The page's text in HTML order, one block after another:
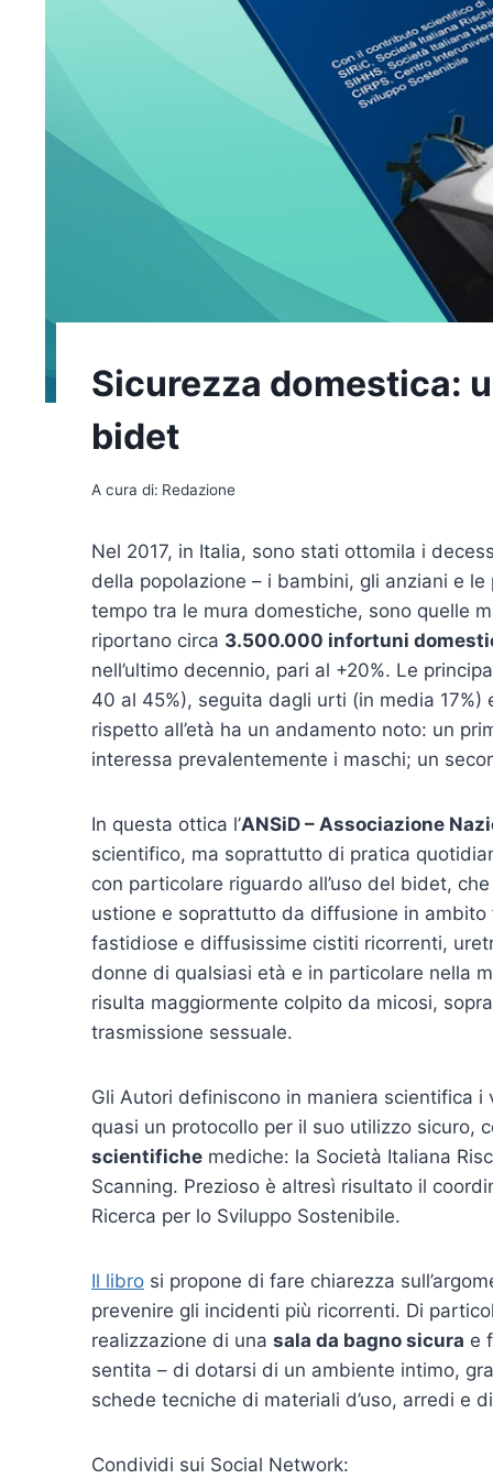
Sicurezza domestica:
bidet
A cura di: Redazione
Nel 2017, in Italia, sono stati ottomila i
della popolazione – i bambini, gli anziani e
tempo tra le mura domestiche, sono quelle
riportano circa 3.500.000 infortuni
nell’ultimo decennio, pari al +20%. Le
40 al 45%), seguita dagli urti (in media
rispetto all’età ha un andamento noto: un
interessa prevalentemente i maschi; un
In questa ottica l’ANSiD – Associazione
scientifico, ma soprattutto di pratica
con particolare riguardo all’uso del bidet,
ustione e soprattutto da diffusione in ambito
fastidiose e diffusissime cistiti ricorrenti,
donne di qualsiasi età e in particolare nella
risulta maggiormente colpito da micosi,
trasmissione sessuale.
Gli Autori definiscono in maniera scientifica
quasi un protocollo per il suo utilizzo sicuro,
scientifiche mediche: la Società Italiana
Scanning. Prezioso è altresì risultato il
Ricerca per lo Sviluppo Sostenibile.
Il libro si propone di fare chiarezza
prevenire gli incidenti più ricorrenti. Di
realizzazione di una sala da bagno sicura e
sentita – di dotarsi di un ambiente intimo,
schede tecniche di materiali d’uso, arredi e
Condividi sui Social Network: